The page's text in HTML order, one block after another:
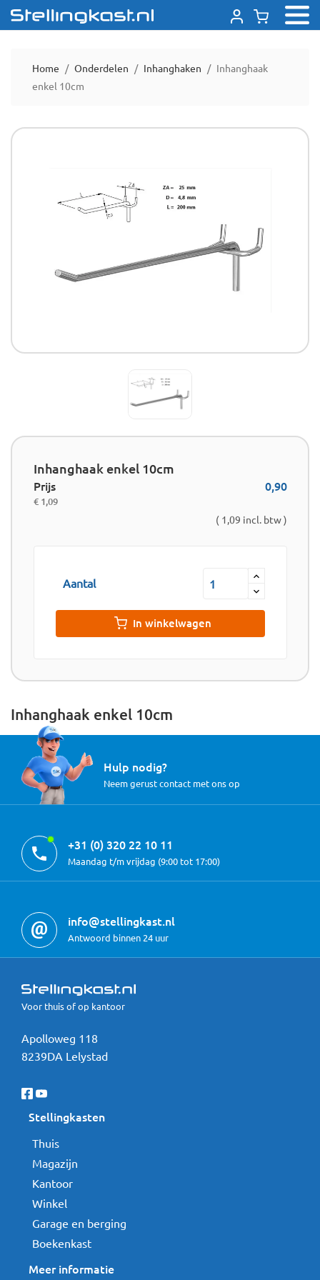
Home Onderdelen Inhanghaken
Inhanghaak
enkel 10cm
Inhanghaak enkel 10cm
Prijs 0,90
€ 1,09
( 1,09 incl. btw )
Aantal
In winkelwagen
Inhanghaak enkel 10cm
Hulp nodig?
Neem gerust contact met ons op
+31 (0) 320 22 10 11
Maandag t/m vrijdag (9:00 tot 17:00)
info@stellingkast.nl
Antwoord binnen 24 uur
Voor thuis of op kantoor
Apolloweg 118
8239DA Lelystad
Stellingkasten
Thuis
Magazijn
Kantoor
Winkel
Garage en berging
Boekenkast
Meer informatie